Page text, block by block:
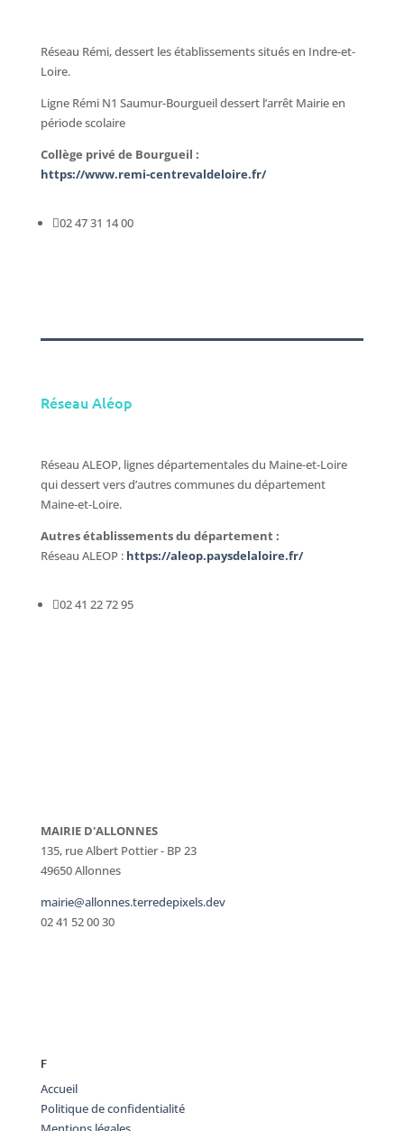
Réseau Rémi, dessert les établissements situés en Indre-et-
Loire.
Ligne Rémi N1 Saumur-Bourgueil dessert l’arrêt Mairie en
période scolaire
Collège privé de Bourgueil :
https://www.remi-centrevaldeloire.fr/
02 47 31 14 00
Réseau Aléop
Réseau ALEOP, lignes départementales du Maine-et-Loire
qui dessert vers d’autres communes du département
Maine-et-Loire.
Autres établissements du département :
Réseau ALEOP : https://aleop.paysdelaloire.fr/
02 41 22 72 95
MAIRIE D'ALLONNES
135, rue Albert Pottier - BP 23
49650 Allonnes
mairie@allonnes.terredepixels.dev
02 41 52 00 30
F
Accueil
Politique de confidentialité